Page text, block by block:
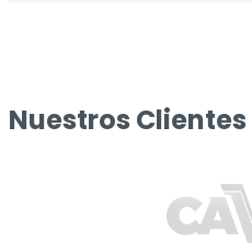
Nuestros Clientes